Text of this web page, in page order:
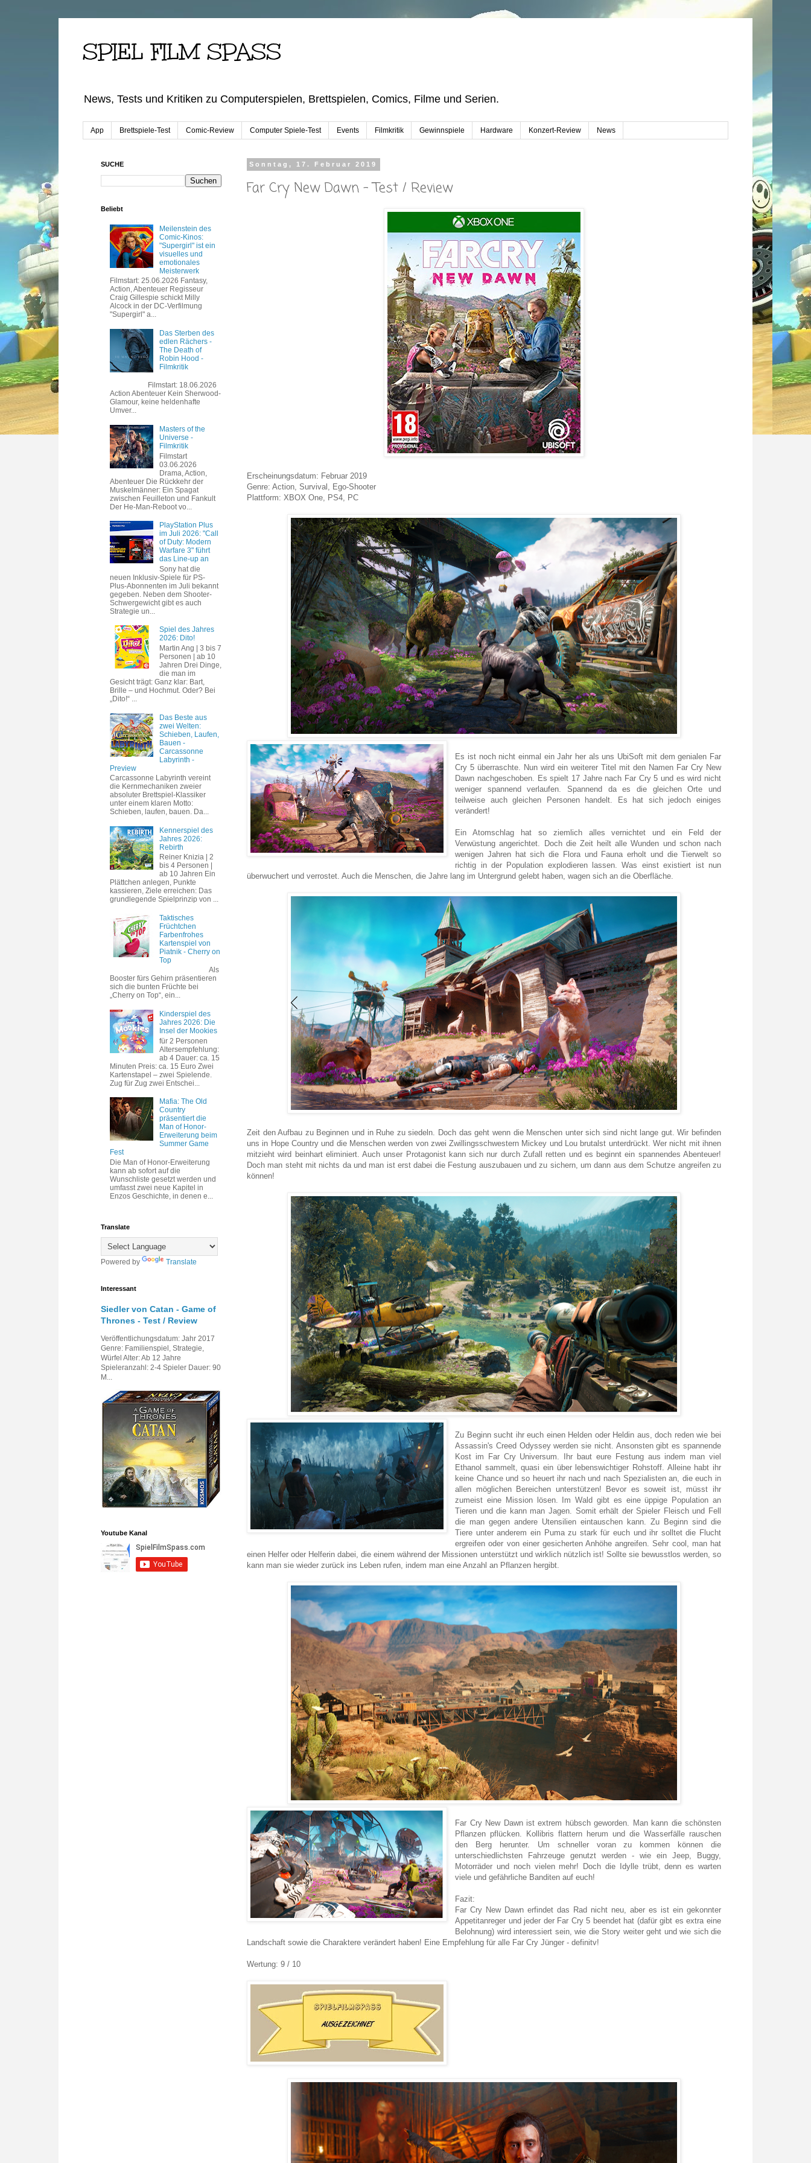
SPIEL FILM SPASS
News, Tests und Kritiken zu Computerspielen, Brettspielen, Comics, Filme und Serien.
App Brettspiele-Test Comic-Review Computer Spiele-Test Events Filmkritik Gewinnspiele Hardware Konzert-Review News
Sonntag, 17. Februar 2019
Far Cry New Dawn - Test / Review
Erscheinungsdatum: Februar 2019
Genre: Action, Survival, Ego-Shooter
Plattform: XBOX One, PS4, PC
Es ist noch nicht einmal ein Jahr her als uns UbiSoft mit dem genialen Far
Cry 5 überraschte. Nun wird ein weiterer Titel mit den Namen Far Cry New
Dawn nachgeschoben. Es spielt 17 Jahre nach Far Cry 5 und es wird nicht
weniger spannend verlaufen. Spannend da es die gleichen Orte und
teilweise auch gleichen Personen handelt. Es hat sich jedoch einiges
verändert!
Ein Atomschlag hat so ziemlich alles vernichtet und ein Feld der
Verwüstung angerichtet. Doch die Zeit heilt alle Wunden und schon nach
wenigen Jahren hat sich die Flora und Fauna erholt und die Tierwelt so
richtig in der Population explodieren lassen. Was einst existiert ist nun
überwuchert und verrostet. Auch die Menschen, die Jahre lang im Untergrund gelebt haben, wagen sich an die Oberfläche.
Zeit den Aufbau zu Beginnen und in Ruhe zu siedeln. Doch das geht wenn die Menschen unter sich sind nicht lange gut. Wir befinden
uns in Hope Country und die Menschen werden von zwei Zwillingsschwestern Mickey und Lou brutalst unterdrückt. Wer nicht mit ihnen
mitzieht wird beinhart eliminiert. Auch unser Protagonist kann sich nur durch Zufall retten und es beginnt ein spannendes Abenteuer!
Doch man steht mit nichts da und man ist erst dabei die Festung auszubauen und zu sichern, um dann aus dem Schutze angreifen zu
können!
Zu Beginn sucht ihr euch einen Helden oder Heldin aus, doch reden wie bei
Assassin's Creed Odyssey werden sie nicht. Ansonsten gibt es spannende
Kost im Far Cry Universum. Ihr baut eure Festung aus indem man viel
Ethanol sammelt, quasi ein über lebenswichtiger Rohstoff. Alleine habt ihr
keine Chance und so heuert ihr nach und nach Spezialisten an, die euch in
allen möglichen Bereichen unterstützen! Bevor es soweit ist, müsst ihr
zumeist eine Mission lösen. Im Wald gibt es eine üppige Population an
Tieren und die kann man Jagen. Somit erhält der Spieler Fleisch und Fell
die man gegen andere Utensilien eintauschen kann. Zu Beginn sind die
Tiere unter anderem ein Puma zu stark für euch und ihr solltet die Flucht
ergreifen oder von einer gesicherten Anhöhe angreifen. Sehr cool, man hat
einen Helfer oder Helferin dabei, die einem während der Missionen unterstützt und wirklich nützlich ist! Sollte sie bewusstlos werden, so
kann man sie wieder zurück ins Leben rufen, indem man eine Anzahl an Pflanzen hergibt.
Far Cry New Dawn ist extrem hübsch geworden. Man kann die schönsten
Pflanzen pflücken. Kollibris flattern herum und die Wasserfälle rauschen
den Berg herunter. Um schneller voran zu kommen können die
unterschiedlichsten Fahrzeuge genutzt werden - wie ein Jeep, Buggy,
Motorräder und noch vielen mehr! Doch die Idylle trübt, denn es warten
viele und gefährliche Banditen auf euch!
Fazit:
Far Cry New Dawn erfindet das Rad nicht neu, aber es ist ein gekonnter
Appetitanreger und jeder der Far Cry 5 beendet hat (dafür gibt es extra eine
Belohnung) wird interessiert sein, wie die Story weiter geht und wie sich die
Landschaft sowie die Charaktere verändert haben! Eine Empfehlung für alle Far Cry Jünger - definitv!
Wertung: 9 / 10
SUCHE
Beliebt
Meilenstein des
Comic-Kinos:
"Supergirl" ist ein
visuelles und
emotionales
Meisterwerk
Filmstart: 25.06.2026 Fantasy,
Action, Abenteuer Regisseur
Craig Gillespie schickt Milly
Alcock in der DC-Verfilmung
"Supergirl" a...
Das Sterben des
edlen Rächers -
The Death of
Robin Hood -
Filmkritik
Filmstart: 18.06.2026
Action Abenteuer Kein Sherwood-
Glamour, keine heldenhafte
Umver...
Masters of the
Universe -
Filmkritik
Filmstart
03.06.2026
Drama, Action,
Abenteuer Die Rückkehr der
Muskelmänner: Ein Spagat
zwischen Feuilleton und Fankult
Der He-Man-Reboot vo...
PlayStation Plus
im Juli 2026: "Call
of Duty: Modern
Warfare 3" führt
das Line-up an
Sony hat die
neuen Inklusiv-Spiele für PS-
Plus-Abonnenten im Juli bekannt
gegeben. Neben dem Shooter-
Schwergewicht gibt es auch
Strategie un...
Spiel des Jahres
2026: Dito!
Martin Ang | 3 bis 7
Personen | ab 10
Jahren Drei Dinge,
die man im
Gesicht trägt: Ganz klar: Bart,
Brille – und Hochmut. Oder? Bei
„Dito!“ ...
Das Beste aus
zwei Welten:
Schieben, Laufen,
Bauen -
Carcassonne
Labyrinth -
Preview
Carcassonne Labyrinth vereint
die Kernmechaniken zweier
absoluter Brettspiel-Klassiker
unter einem klaren Motto:
Schieben, laufen, bauen. Da...
Kennerspiel des
Jahres 2026:
Rebirth
Reiner Knizia | 2
bis 4 Personen |
ab 10 Jahren Ein
Plättchen anlegen, Punkte
kassieren, Ziele erreichen: Das
grundlegende Spielprinzip von ...
Taktisches
Früchtchen
Farbenfrohes
Kartenspiel von
Piatnik - Cherry on
Top
Als
Booster fürs Gehirn präsentieren
sich die bunten Früchte bei
„Cherry on Top“, ein...
Kinderspiel des
Jahres 2026: Die
Insel der Mookies
für 2 Personen
Altersempfehlung:
ab 4 Dauer: ca. 15
Minuten Preis: ca. 15 Euro Zwei
Kartenstapel – zwei Spielende.
Zug für Zug zwei Entschei...
Mafia: The Old
Country
präsentiert die
Man of Honor-
Erweiterung beim
Summer Game
Fest
Die Man of Honor-Erweiterung
kann ab sofort auf die
Wunschliste gesetzt werden und
umfasst zwei neue Kapitel in
Enzos Geschichte, in denen e...
Translate
Powered by Translate
Interessant
Siedler von Catan - Game of
Thrones - Test / Review
Veröffentlichungsdatum: Jahr 2017
Genre: Familienspiel, Strategie,
Würfel Alter: Ab 12 Jahre
Spieleranzahl: 2-4 Spieler Dauer: 90
M...
Youtube Kanal